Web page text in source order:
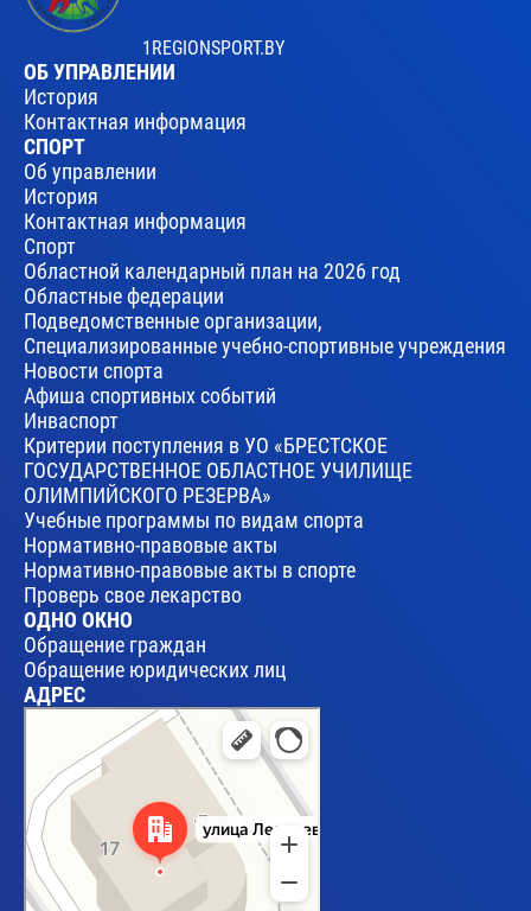
1REGIONSPORT.BY
ОБ УПРАВЛЕНИИ
История
Контактная информация
СПОРТ
Об управлении
История
Контактная информация
Спорт
Областной календарный план на 2026 год
Областные федерации
Подведомственные организации,
Специализированные учебно-спортивные учреждения
Новости спорта
Афиша спортивных событий
Инваспорт
Критерии поступления в УО «БРЕСТСКОЕ
ГОСУДАРСТВЕННОЕ ОБЛАСТНОЕ УЧИЛИЩЕ
ОЛИМПИЙСКОГО РЕЗЕРВА»
Учебные программы по видам спорта
Нормативно-правовые акты
Нормативно-правовые акты в спорте
Проверь свое лекарство
ОДНО ОКНО
Обращение граждан
Обращение юридических лиц
АДРЕС
Улица Леваневского, 17 — Яндекс Карты